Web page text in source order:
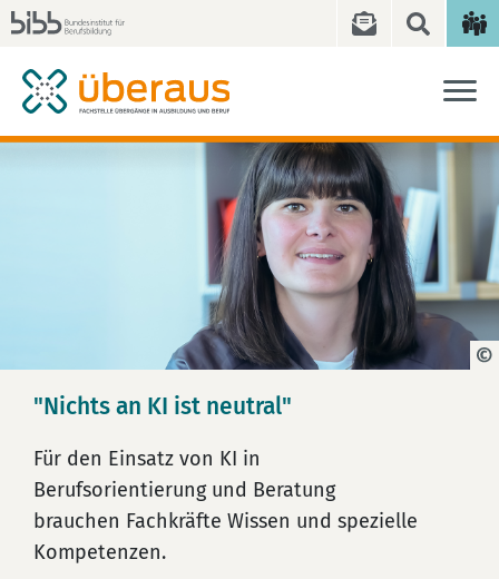
"Nichts an KI ist neutral"
Für den Einsatz von KI in
Berufsorientierung und Beratung
brauchen Fachkräfte Wissen und spezielle
Kompetenzen.